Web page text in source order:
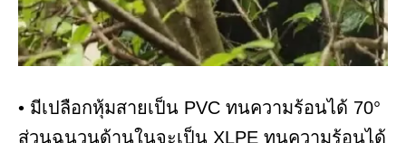
• มีเปลือกหุ้มสายเป็น PVC ทนความร้อนได้ 70°
ส่วนฉนวนด้านในจะเป็น XLPE ทนความร้อนได้